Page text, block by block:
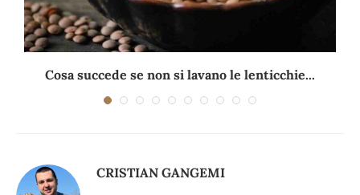
Cosa succede se non si lavano le lenticchie...
CRISTIAN GANGEMI